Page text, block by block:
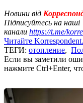
Новини від
Підписуйтесь на наші
канали https://t.me/
Читайте
ТЕГИ: отопление,
Если вы заметили
нажмите Ctrl+Enter,